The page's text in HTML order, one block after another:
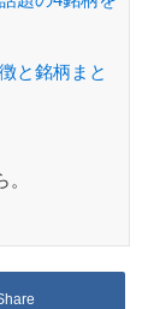
と銘柄まと